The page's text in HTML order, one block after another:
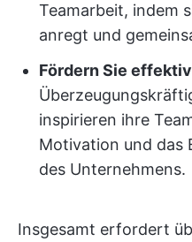
Teamarbeit, indem
anregt und
Fördern Sie
inspirieren ihre
Motivation und das
des Unternehmens.
Insgesamt erfordert